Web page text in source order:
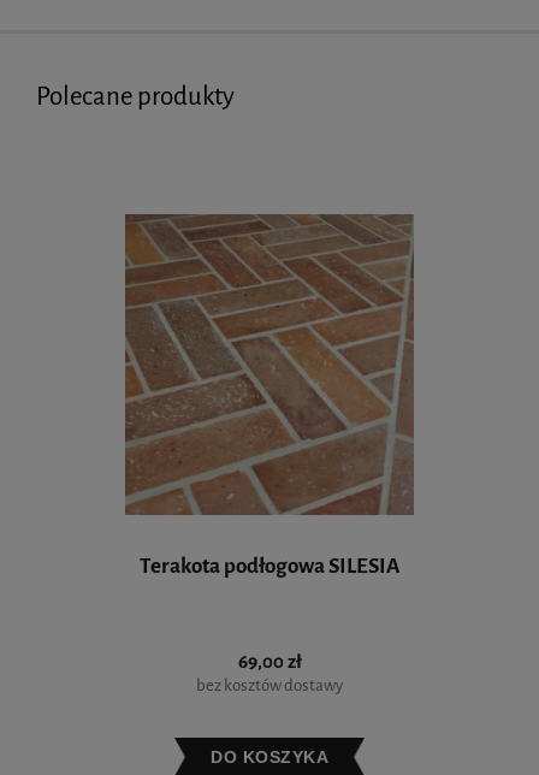
Polecane produkty
Terakota podłogowa SILESIA
69,00 zł
bez kosztów dostawy
DO KOSZYKA